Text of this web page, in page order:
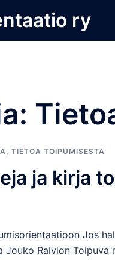
ry
, TIETOA TOIPUMISESTA
ja kirja
Jos
Jouko Raivion